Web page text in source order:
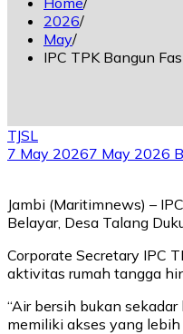
2026
May
IPC TPK Bangun
TJSL
7 May 20267 May 2026
Jambi (Maritimnews) –
Belayar, Desa Talang
Corporate Secretary IPC
aktivitas rumah tangga
“Air bersih bukan
memiliki akses yang lebih